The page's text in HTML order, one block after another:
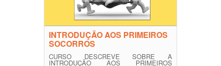
INTRODUÇÃO AOS PRIMEIROS
SOCORROS
CURSO DESCREVE SOBRE A
INTRODUÇÃO AOS PRIMEIROS